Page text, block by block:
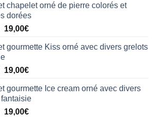
chapelet orné de pierre colorés et
dorées
Le
initial
était :
38,00€.
19,00€Le
actuel
19,00€.
gourmette Kiss orné avec divers grelots
Le
initial
était :
38,00€.
19,00€Le
actuel
est :
19,00€.
gourmette Ice cream orné avec divers
Le
19,00€Le